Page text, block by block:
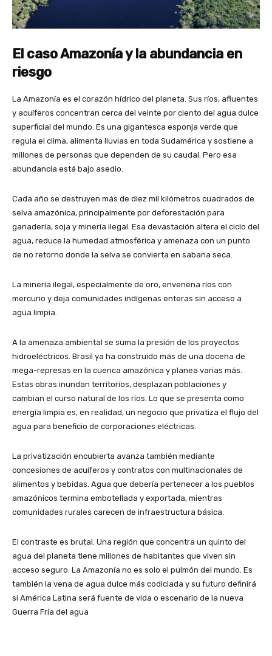
El caso Amazonía y la abundancia en
riesgo
La Amazonía es el corazón hídrico del planeta. Sus ríos, afluentes
y acuíferos concentran cerca del veinte por ciento del agua dulce
superficial del mundo. Es una gigantesca esponja verde que
regula el clima, alimenta lluvias en toda Sudamérica y sostiene a
millones de personas que dependen de su caudal. Pero esa
abundancia está bajo asedio.
Cada año se destruyen más de diez mil kilómetros cuadrados de
selva amazónica, principalmente por deforestación para
ganadería, soja y minería ilegal. Esa devastación altera el ciclo del
agua, reduce la humedad atmosférica y amenaza con un punto
de no retorno donde la selva se convierta en sabana seca.
La minería ilegal, especialmente de oro, envenena ríos con
mercurio y deja comunidades indígenas enteras sin acceso a
agua limpia.
A la amenaza ambiental se suma la presión de los proyectos
hidroeléctricos. Brasil ya ha construido más de una docena de
mega-represas en la cuenca amazónica y planea varias más.
Estas obras inundan territorios, desplazan poblaciones y
cambian el curso natural de los ríos. Lo que se presenta como
energía limpia es, en realidad, un negocio que privatiza el flujo del
agua para beneficio de corporaciones eléctricas.
La privatización encubierta avanza también mediante
concesiones de acuíferos y contratos con multinacionales de
alimentos y bebidas. Agua que debería pertenecer a los pueblos
amazónicos termina embotellada y exportada, mientras
comunidades rurales carecen de infraestructura básica.
El contraste es brutal. Una región que concentra un quinto del
agua del planeta tiene millones de habitantes que viven sin
acceso seguro. La Amazonía no es solo el pulmón del mundo. Es
también la vena de agua dulce más codiciada y su futuro definirá
si América Latina será fuente de vida o escenario de la nueva
Guerra Fría del agua